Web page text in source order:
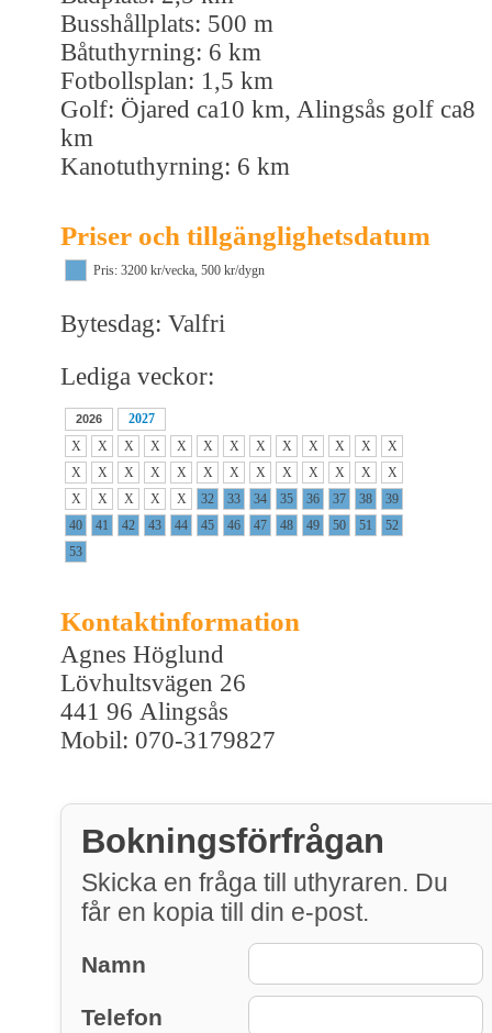
Busshållplats: 500 m
Båtuthyrning: 6 km
Fotbollsplan: 1,5 km
Golf: Öjared ca10 km, Alingsås golf ca8
km
Kanotuthyrning: 6 km
Priser och tillgänglighetsdatum
Pris: 3200 kr/vecka, 500 kr/dygn
Bytesdag: Valfri
Lediga veckor:
2026
2027
X
X X X X X X X X X X X
X
X
X X X X X X X X X X X
X
X
X X X X 32 33 34 35 36 37 38
39
40
41 42 43 44 45 46 47 48 49 50 51
52
53
Kontaktinformation
Agnes Höglund
Lövhultsvägen 26
441 96 Alingsås
Mobil: 070-3179827
Bokningsförfrågan
Skicka en fråga till uthyraren. Du
får en kopia till din e-post.
Namn
Telefon